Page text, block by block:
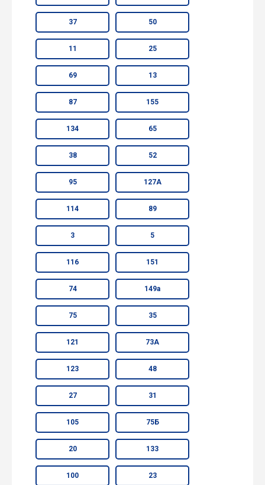
37 50
11 25
69 13
87 155
134 65
38 52
95 127А
114 89
3 5
116 151
74 149а
75 35
121 73А
123 48
27 31
105 75Б
20 133
100 23